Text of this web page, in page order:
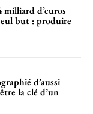
milliard d’euros
but : produire
d’aussi
la clé d’un